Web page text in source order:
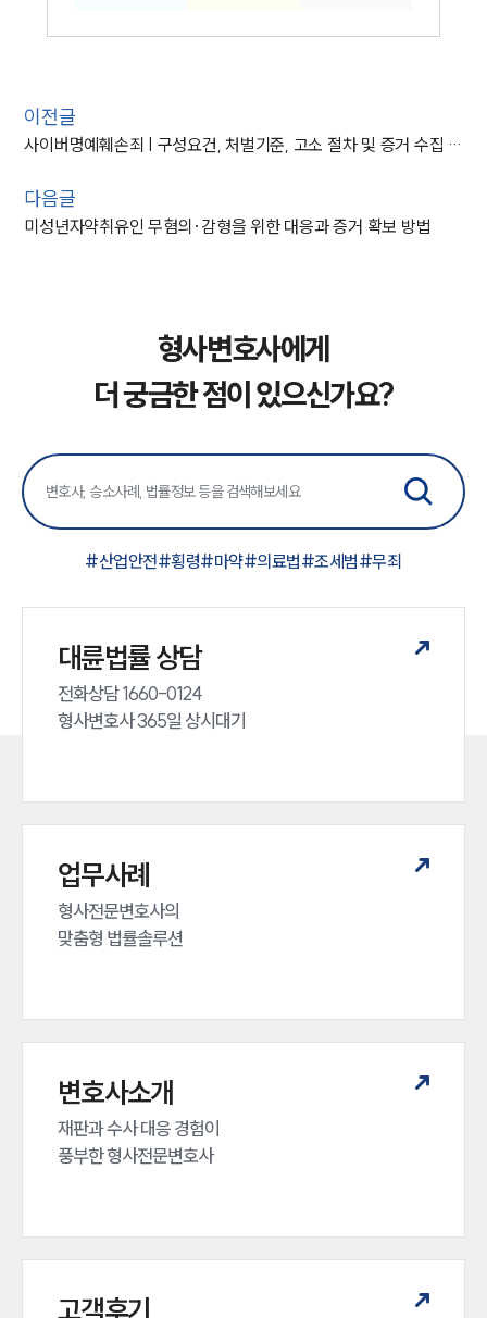
이전글
사이버명예훼손죄 | 구성요건, 처벌기준, 고소 절차 및 증거 수집 안내
다음글
미성년자약취유인 무혐의·감형을 위한 대응과 증거 확보 방법
형사변호사에게
더 궁금한 점이 있으신가요?
#산업안전#횡령#마약#의료법#조세범#무죄
대륜법률 상담
전화상담 1660-0124
형사변호사 365일 상시대기
업무사례
형사전문변호사의
맞춤형 법률솔루션
변호사소개
재판과 수사 대응 경험이
풍부한 형사전문변호사
고객후기